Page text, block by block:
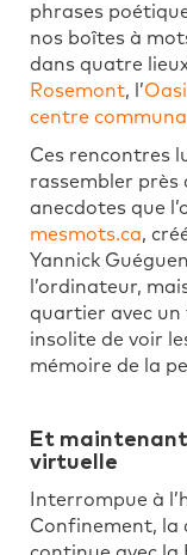
phrases
nos boîtes à
dans quatre
Rosemont, l’
centre
Ces rencontres
rassembler près
anecdotes que
mesmots.ca,
Yannick
l’ordinateur,
quartier avec un
insolite de voir
mémoire de la
Et
virtuelle
Interrompue à
Confinement, la